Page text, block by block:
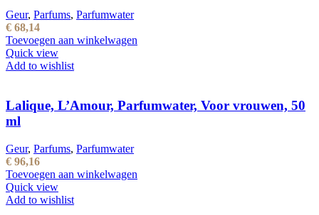
Geur, Parfums, Parfumwater
€ 68,14
Toevoegen aan winkelwagen
Quick view
Add to wishlist
Lalique, L’Amour, Parfumwater, Voor vrouwen, 50
ml
Geur, Parfums, Parfumwater
€ 96,16
Toevoegen aan winkelwagen
Quick view
Add to wishlist